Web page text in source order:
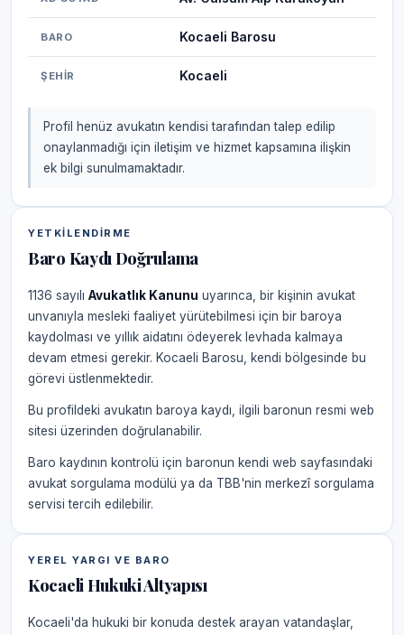
BARO Kocaeli Barosu
ŞEHIR Kocaeli
Profil henüz avukatın kendisi tarafından talep edilip
onaylanmadığı için iletişim ve hizmet kapsamına ilişkin
ek bilgi sunulmamaktadır.
YETKILENDIRME
Baro Kaydı Doğrulama
1136 sayılı Avukatlık Kanunu uyarınca, bir kişinin avukat
unvanıyla mesleki faaliyet yürütebilmesi için bir baroya
kaydolması ve yıllık aidatını ödeyerek levhada kalmaya
devam etmesi gerekir. Kocaeli Barosu, kendi bölgesinde bu
görevi üstlenmektedir.
Bu profildeki avukatın baroya kaydı, ilgili baronun resmi web
sitesi üzerinden doğrulanabilir.
Baro kaydının kontrolü için baronun kendi web sayfasındaki
avukat sorgulama modülü ya da TBB'nin merkezî sorgulama
servisi tercih edilebilir.
YEREL YARGI VE BARO
Kocaeli Hukuki Altyapısı
Kocaeli'da hukuki bir konuda destek arayan vatandaşlar,